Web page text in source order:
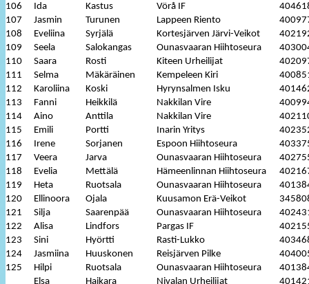
106
Ida Kastus Vörå IF
107
Jasmin Turunen Lappeen Riento
108
Eveliina Syrjälä Kortesjärven Järvi-Veikot
109
Seela Salokangas Ounasvaaran Hiihtoseura
110
Saara Rosti Kiteen Urheilijat
111
Selma Mäkäräinen Kempeleen Kiri
112
Karoliina Koski Hyrynsalmen Isku
113
Fanni Heikkilä Nakkilan Vire
114
Aino Anttila Nakkilan Vire
115
Emili Portti Inarin Yritys
116
Irene Sorjanen Espoon Hiihtoseura
117
Veera Jarva Ounasvaaran Hiihtoseura
118
Evelia Mettälä Hämeenlinnan Hiihtoseura
119
Heta Ruotsala Ounasvaaran Hiihtoseura
120
Ellinoora Ojala Kuusamon Erä-Veikot
121
Silja Saarenpää Ounasvaaran Hiihtoseura
122
Alisa Lindfors Pargas IF
123
Sini Hyörtti Rasti-Lukko
124
Jasmiina Huuskonen Reisjärven Pilke
125
Hilpi Ruotsala Ounasvaaran Hiihtoseura
Elsa
Haikara Nivalan Urheilijat